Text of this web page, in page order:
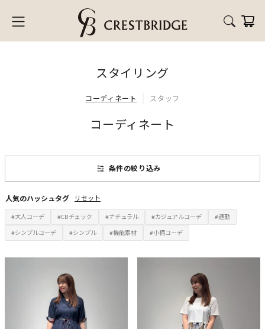
スタイリング
コーディネート スタッフ
コーディネート
大人コーデ CBチェック ナチュラル カジュアルコーデ 通勤
シンプルコーデ シンプル 機能素材 小柄コーデ